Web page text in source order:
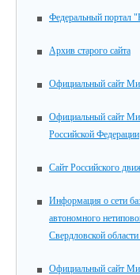
Федеральный портал
Архив старого сайта
Официальный сайт
Официальный сайт
Российской Федерации
Сайт Российского
Информация о сети
автономного
Свердловской
Официальный сайт